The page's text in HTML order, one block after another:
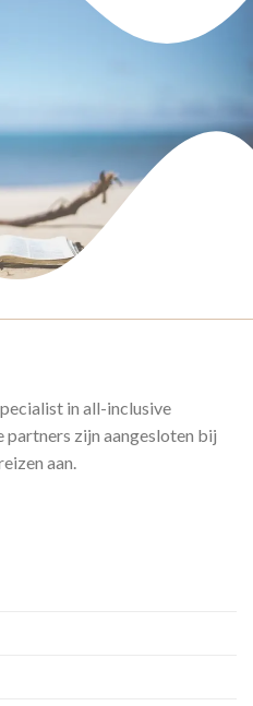
in all-inclusive
partners zijn aangesloten bij
aan.